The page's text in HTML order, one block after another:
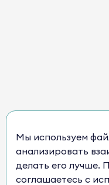
Мы используем
анализировать
делать его лучше.
соглашаетесь с